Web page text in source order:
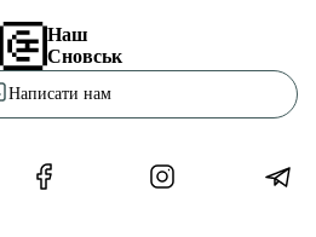
Наш
Сновськ
Написати нам